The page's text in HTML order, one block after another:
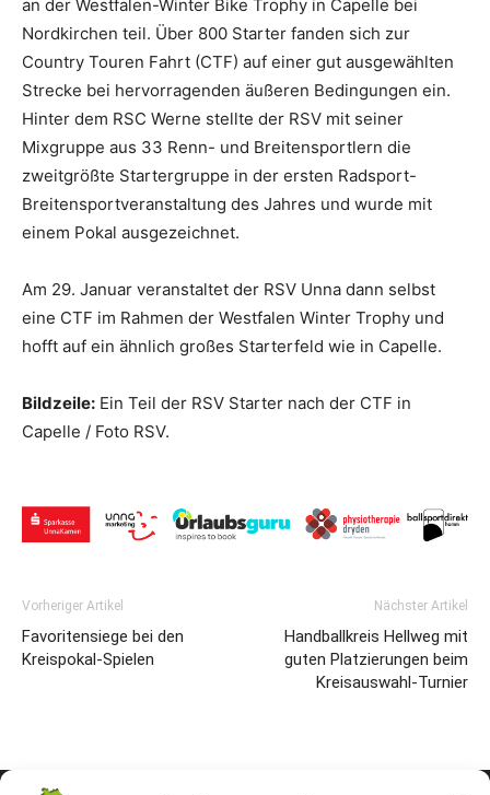
an der Westfalen-Winter Bike Trophy in Capelle bei
Nordkirchen teil. Über 800 Starter fanden sich zur
Country Touren Fahrt (CTF) auf einer gut ausgewählten
Strecke bei hervorragenden äußeren Bedingungen ein.
Hinter dem RSC Werne stellte der RSV mit seiner
Mixgruppe aus 33 Renn- und Breitensportlern die
zweitgrößte Startergruppe in der ersten Radsport-
Breitensportveranstaltung des Jahres und wurde mit
einem Pokal ausgezeichnet.
Am 29. Januar veranstaltet der RSV Unna dann selbst
eine CTF im Rahmen der Westfalen Winter Trophy und
hofft auf ein ähnlich großes Starterfeld wie in Capelle.
Bildzeile: Ein Teil der RSV Starter nach der CTF in
Capelle / Foto RSV.
Vorheriger Artikel
Favoritensiege bei den
Kreispokal-Spielen
Nächster Artikel
Handballkreis Hellweg mit
guten Platzierungen beim
Kreisauswahl-Turnier